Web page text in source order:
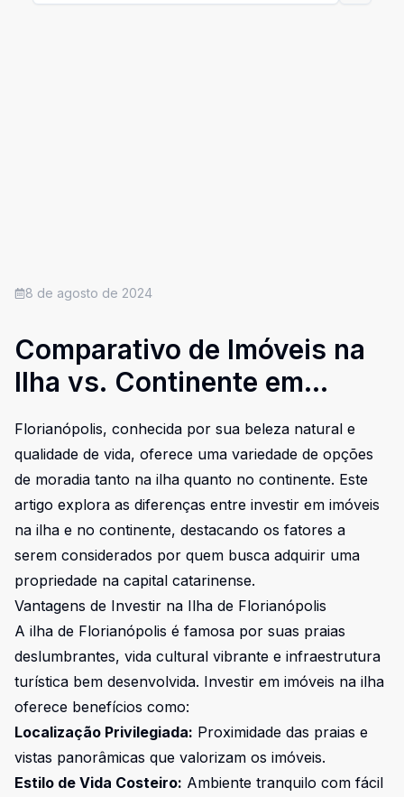
8 de agosto de 2024
Comparativo de Imóveis na
Ilha vs. Continente em
Florianópolis: Onde Investir?
Florianópolis, conhecida por sua beleza natural e
qualidade de vida, oferece uma variedade de opções
de moradia tanto na ilha quanto no continente. Este
artigo explora as diferenças entre investir em imóveis
na ilha e no continente, destacando os fatores a
serem considerados por quem busca adquirir uma
propriedade na capital catarinense.
Vantagens de Investir na Ilha de Florianópolis
A ilha de Florianópolis é famosa por suas praias
deslumbrantes, vida cultural vibrante e infraestrutura
turística bem desenvolvida. Investir em imóveis na ilha
oferece benefícios como:
Localização Privilegiada: Proximidade das praias e
vistas panorâmicas que valorizam os imóveis.
Estilo de Vida Costeiro: Ambiente tranquilo com fácil